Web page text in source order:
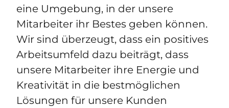
eine Umgebung, in der unsere
Mitarbeiter ihr Bestes geben können.
Wir sind überzeugt, dass ein positives
Arbeitsumfeld dazu beiträgt, dass
unsere Mitarbeiter ihre Energie und
Kreativität in die bestmöglichen
Lösungen für unsere Kunden